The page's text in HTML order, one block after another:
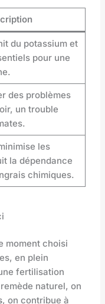
du potassium et
pour une
des problèmes
un trouble
les
la dépendance
chimiques.
moment choisi
en plein
fertilisation
naturel, on
, on contribue à